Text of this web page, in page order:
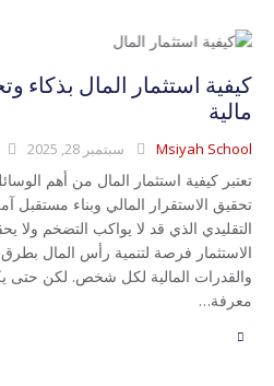
كيفية استثمار المال بذكاء
مالية
Msiyah School سبتمبر 28, 2025
تعتبر كيفية استثمار المال من أهم
تحقيق الاستقرار المالي وبناء مستقبل
التقليدي الذي قد لا يواكب التضخم ولا
الاستثمار فرصة لتنمية رأس المال
والقدرات المالية لكل شخص. لكن حتى
معرفة…